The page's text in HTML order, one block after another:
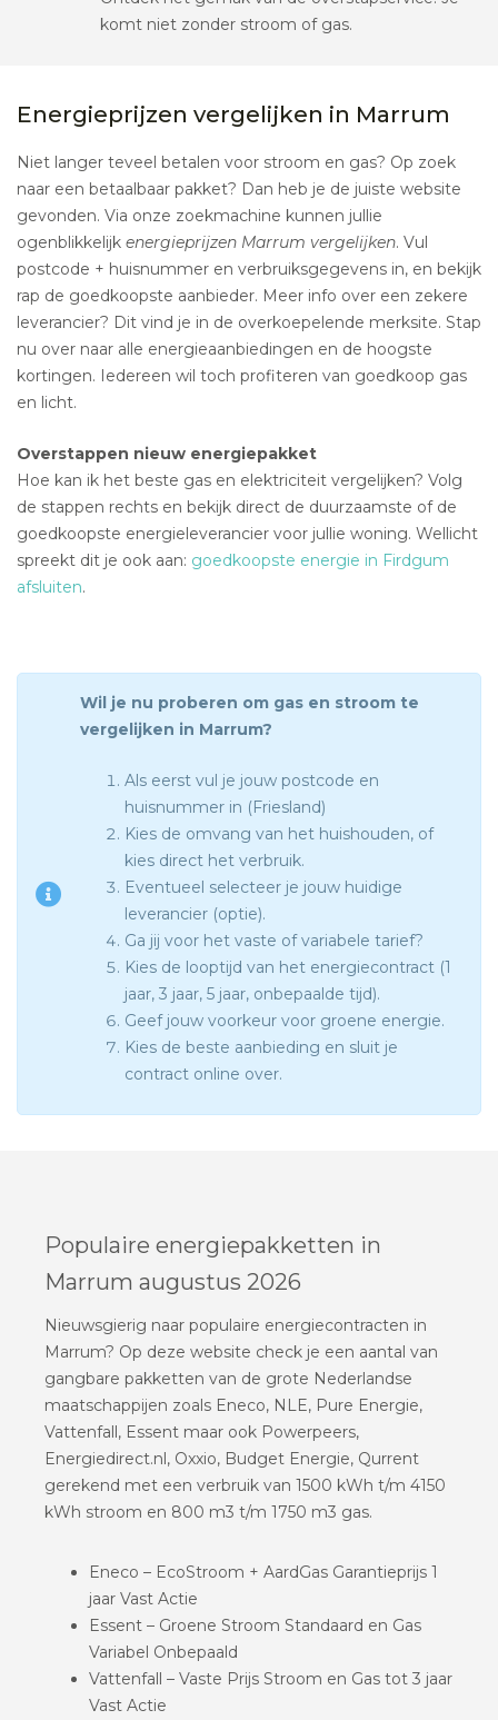
komt niet zonder stroom of gas.
Energieprijzen vergelijken in Marrum
Niet langer teveel betalen voor stroom en gas? Op zoek
naar een betaalbaar pakket? Dan heb je de juiste website
gevonden. Via onze zoekmachine kunnen jullie
ogenblikkelijk energieprijzen Marrum vergelijken. Vul
postcode + huisnummer en verbruiksgegevens in, en bekijk
rap de goedkoopste aanbieder. Meer info over een zekere
leverancier? Dit vind je in de overkoepelende merksite. Stap
nu over naar alle energieaanbiedingen en de hoogste
kortingen. Iedereen wil toch profiteren van goedkoop gas
en licht.
Overstappen nieuw energiepakket
Hoe kan ik het beste gas en elektriciteit vergelijken? Volg
de stappen rechts en bekijk direct de duurzaamste of de
goedkoopste energieleverancier voor jullie woning. Wellicht
spreekt dit je ook aan: goedkoopste energie in Firdgum
afsluiten.
Wil je nu proberen om gas en stroom te
vergelijken in Marrum?
Als eerst vul je jouw postcode en
huisnummer in (Friesland)
Kies de omvang van het huishouden, of
kies direct het verbruik.
Eventueel selecteer je jouw huidige
leverancier (optie).
Ga jij voor het vaste of variabele tarief?
Kies de looptijd van het energiecontract (1
jaar, 3 jaar, 5 jaar, onbepaalde tijd).
Geef jouw voorkeur voor groene energie.
Kies de beste aanbieding en sluit je
contract online over.
Populaire energiepakketten in
Marrum augustus 2026
Nieuwsgierig naar populaire energiecontracten in
Marrum? Op deze website check je een aantal van
gangbare pakketten van de grote Nederlandse
maatschappijen zoals Eneco, NLE, Pure Energie,
Vattenfall, Essent maar ook Powerpeers,
Energiedirect.nl, Oxxio, Budget Energie, Qurrent
gerekend met een verbruik van 1500 kWh t/m 4150
kWh stroom en 800 m3 t/m 1750 m3 gas.
Eneco – EcoStroom + AardGas Garantieprijs 1
jaar Vast Actie
Essent – Groene Stroom Standaard en Gas
Variabel Onbepaald
Vattenfall – Vaste Prijs Stroom en Gas tot 3 jaar
Vast Actie